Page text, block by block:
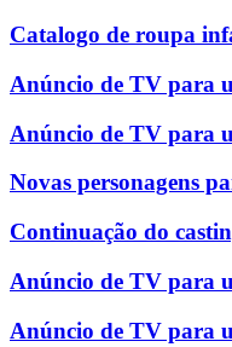
Catalogo de roupa
Anúncio de TV para
Anúncio de TV para
Novas personagens
Continuação do
Anúncio de TV para
Anúncio de TV para